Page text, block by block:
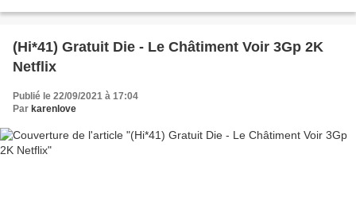
(Hi*41) Gratuit Die - Le Châtiment Voir 3Gp 2K
Netflix
Publié le 22/09/2021 à 17:04
Par karenlove